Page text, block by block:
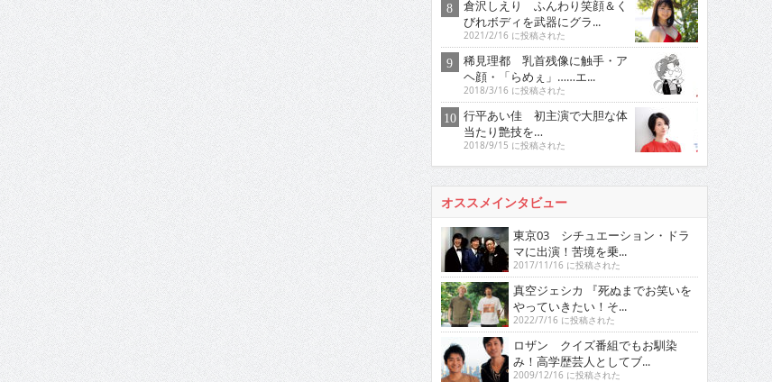
倉沢しえり ふんわり笑顔＆く
びれボディを武器にグラ...
2021/2/16 に投稿された
稀見理都 乳首残像に触手・ア
ヘ顔・「らめぇ」……エ...
2018/3/16 に投稿された
行平あい佳 初主演で大胆な体
当たり艶技を…
2018/9/15 に投稿された
オススメインタビュー
東京03 シチュエーション・ドラ
マに出演！苦境を乗...
2017/11/16 に投稿された
真空ジェシカ 『死ぬまでお笑いを
やっていきたい！そ...
2022/7/16 に投稿された
ロザン クイズ番組でもお馴染
み！高学歴芸人としてブ...
2009/12/16 に投稿された